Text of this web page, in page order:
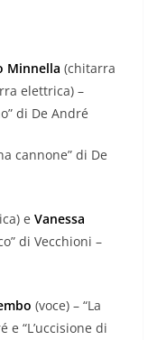
Minnella (chitarra
elettrica) –
di De André
cannone” di De
e Vanessa
di Vecchioni –
(voce) – “La
e “L’uccisione di